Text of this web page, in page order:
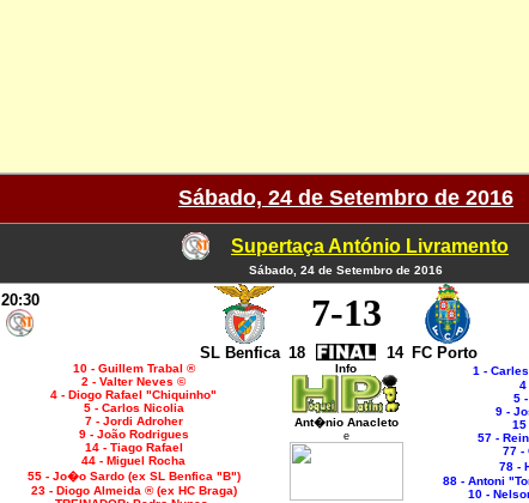
Sábado, 24 de Setembro de 2016
Supertaça António Livramento
Sábado, 24 de Setembro de 2016
20:30 7-13
SL Benfica 18 14 FC Porto
10 - Guillem Trabal ®
2 - Valter Neves ©
4 - Diogo Rafael "Chiquinho"
5 - Carlos Nicolia
7 - Jordi Adroher
9 - João Rodrigues
14 - Tiago Rafael
44 - Miguel Rocha
55 - Jo�o Sardo (ex SL Benfica "B")
23 - Diogo Almeida ® (ex HC Braga)
Info
Ant�nio Anacleto
e
1 -
4
5
9 -
15
57 -
77 -
78 -
88 - Antoni
10 -